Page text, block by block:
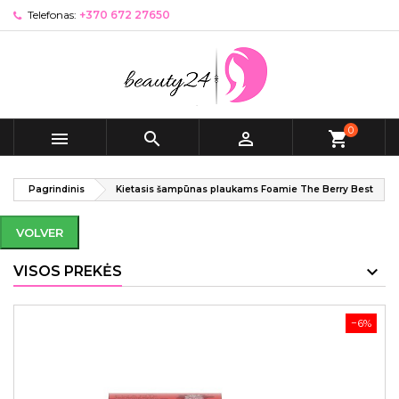
Telefonas: +370 672 27650
   shopping_cart0
Pagrindinis Kietasis šampūnas plaukams Foamie The Berry Best
VOLVER
VISOS PREKĖS
−6%